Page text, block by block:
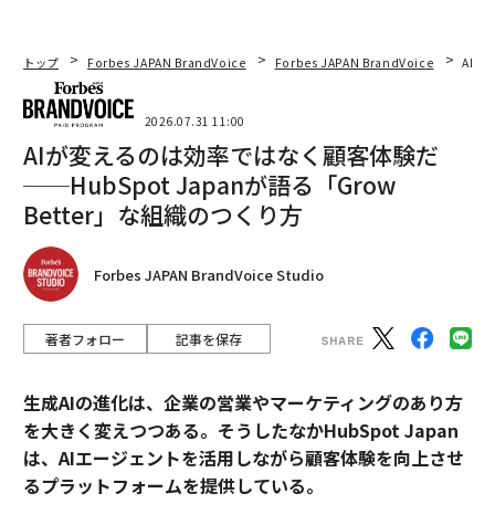
トップ Forbes JAPAN BrandVoice Forbes JAPAN BrandVoice AIが
2026.07.31 11:00
AIが変えるのは効率ではなく顧客体験だ
──HubSpot Japanが語る「Grow
Better」な組織のつくり方
Forbes JAPAN BrandVoice Studio
著者フォロー 記事を保存
生成AIの進化は、企業の営業やマーケティングのあり方
を大きく変えつつある。そうしたなかHubSpot Japan
は、AIエージェントを活用しながら顧客体験を向上させ
るプラットフォームを提供している。